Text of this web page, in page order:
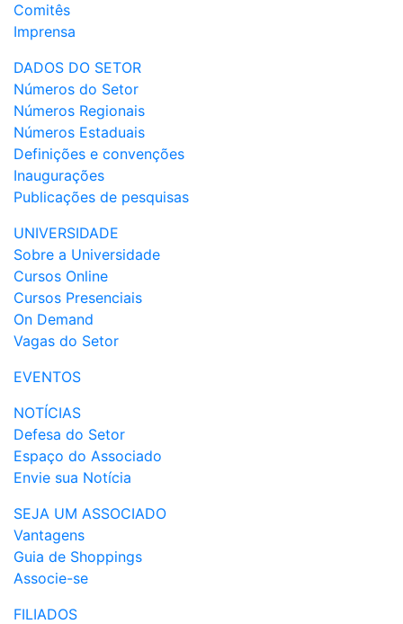
Comitês
Imprensa
DADOS DO SETOR
Números do Setor
Números Regionais
Números Estaduais
Definições e convenções
Inaugurações
Publicações de pesquisas
UNIVERSIDADE
Sobre a Universidade
Cursos Online
Cursos Presenciais
On Demand
Vagas do Setor
EVENTOS
NOTÍCIAS
Defesa do Setor
Espaço do Associado
Envie sua Notícia
SEJA UM ASSOCIADO
Vantagens
Guia de Shoppings
Associe-se
FILIADOS